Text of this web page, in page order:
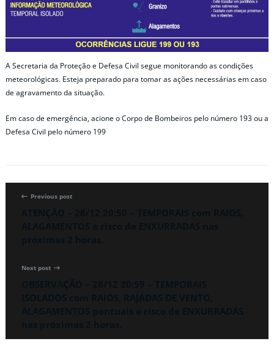
A Secretaria da Proteção e Defesa Civil segue monitorando as condições
meteorológicas. Esteja preparado para tomar as ações necessárias em caso
de agravamento da situação.
Em caso de emergência, acione o Corpo de Bombeiros pelo número 193 ou a
Defesa Civil pelo número 199
Previous post
Next post